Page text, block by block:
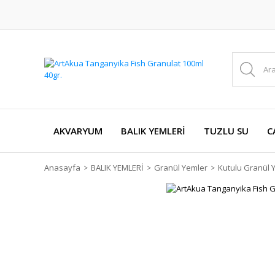
AKVARYUM BALIK YEMLERİ TUZLU SU
Anasayfa BALIK YEMLERİ Granül Yemler Kutulu Granül